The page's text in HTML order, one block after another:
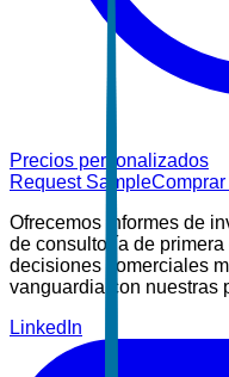
Precios personalizados
Request SampleComprar
Ofrecemos informes de
de consultoría de
decisiones comerciales
vanguardia con nuestras
LinkedIn